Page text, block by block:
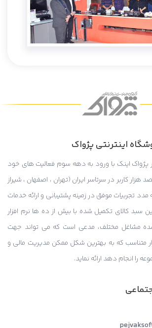
اینترنتی پژواک
پژواک اینک با ورود به دهه سوم فعالیت های خود
هزار کاربر در سرتاسر ایران (تهران ، اصفهان ، شیراز
مدد تجربیات موفق در زمینه پشتیبانی و ارائه خدمات
کالای تکمیل شده با بیش از ده ها نرم افزار
مشاغل مختلف، مدعی است که می تواند جهت
متناسب که به بهترین شکل ممکن مدیریت مالی و
را انجام دهد ارائه نماید.